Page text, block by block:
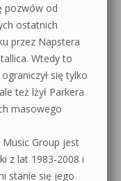
pozwów od
ostatnich
przez Napstera
Wtedy to
się tylko
też lżył Parkera
masowego
Group jest
z lat 1983-2008 i
stanie się jego